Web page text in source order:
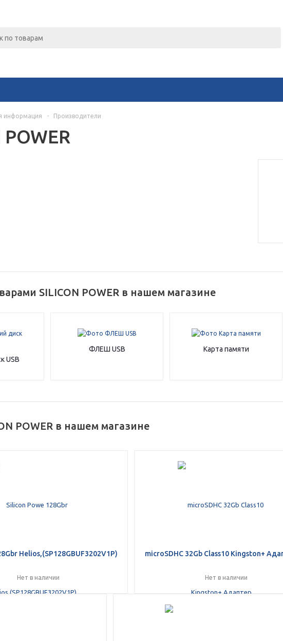
информация - Производители
SILICON POWER в нашем магазине
USB
ФЛЕШ USB Карта памяти
POWER в нашем магазине
Helios,(SP128GBUF3202V1P)
Нет в наличии
microSDHC 32Gb Class10 Kingston+
Нет в наличии
%
Оплачивайте сегодня только
об оплате Плайтом